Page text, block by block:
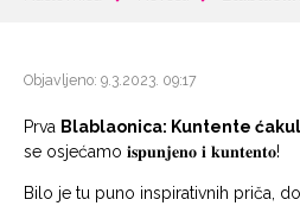
Objavljeno: 9.3.2023. 09:17
Prva Blablaonica: Kuntente
se osjećamo 𝐢𝐬𝐩𝐮𝐧𝐣𝐞𝐧𝐨 𝐢 𝐤𝐮𝐧𝐭𝐞𝐧𝐭𝐨!
Bilo je tu puno inspirativnih priča,